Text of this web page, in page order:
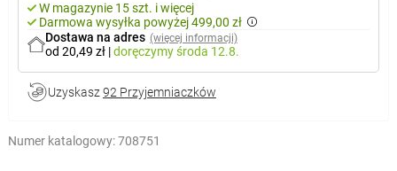
W magazynie 15 szt. i więcej
Darmowa wysyłka powyżej 499,00 zł
Dostawa na adres (więcej informacji)
od 20,49 zł |doręczymyśroda 12.8.
Uzyskasz 92 Przyjemniaczków
Numer katalogowy:708751